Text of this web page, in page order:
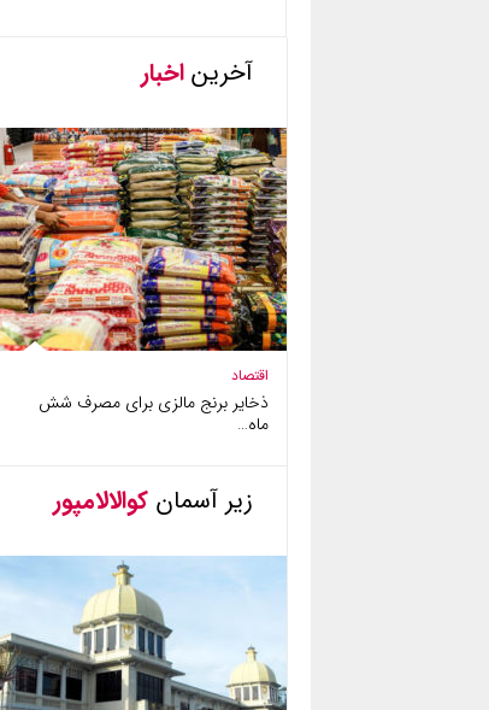
آخریناخبار
اقتصاد
ذخایر برنج مالزی برای مصرف شش
ماه…
زیر آسمان کوالالامپور